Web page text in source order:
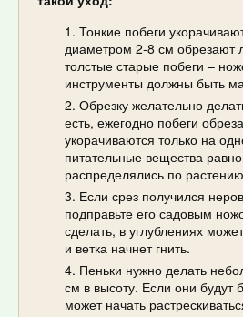
Тонкие побеги
диаметром 2-8 см обрезают
толстые старые побеги –
инструменты должны быть
Обрезку желательно
есть, ежегодно побеги
укорачиваются только на
питательные вещества
распределялись по
Если срез получился
подправьте его садовым
сделать, в углублениях
и ветка начнет гнить.
Пеньки нужно делать
см в высоту. Если они будут
может начать